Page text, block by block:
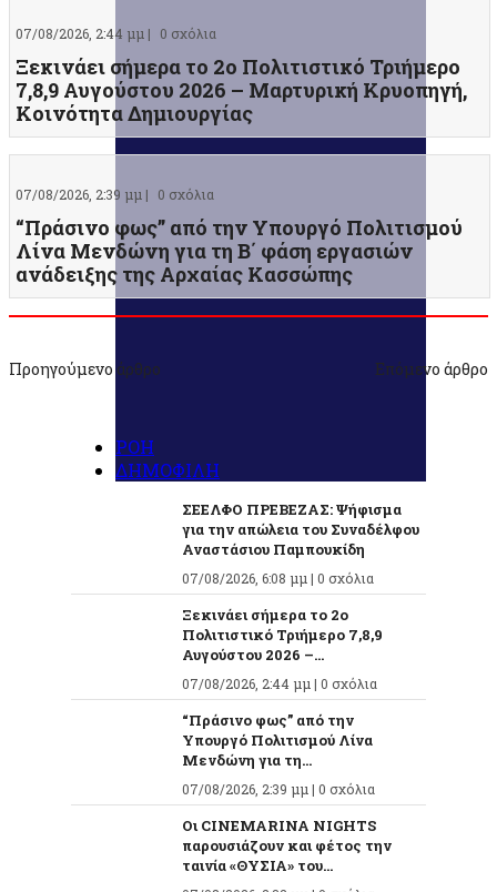
07/08/2026, 2:44 μμ | 0 σχόλια
Ξεκινάει σήμερα το 2ο Πολιτιστικό Τριήμερο
7,8,9 Αυγούστου 2026 – Μαρτυρική Κρυοπηγή,
Κοινότητα Δημιουργίας
07/08/2026, 2:39 μμ | 0 σχόλια
“Πράσινο φως” από την Υπουργό Πολιτισμού
Λίνα Μενδώνη για τη Β΄ φάση εργασιών
ανάδειξης της Αρχαίας Κασσώπης
Προηγούμενο άρθρο Επόμενο άρθρο
ΡΟΗ
ΔΗΜΟΦΙΛΗ
ΣΕΕΛΦΟ ΠΡΕΒΕΖΑΣ: Ψήφισμα
για την απώλεια του Συναδέλφου
Αναστάσιου Παμπουκίδη
07/08/2026, 6:08 μμ | 0 σχόλια
Ξεκινάει σήμερα το 2ο
Πολιτιστικό Τριήμερο 7,8,9
Αυγούστου 2026 –...
07/08/2026, 2:44 μμ | 0 σχόλια
“Πράσινο φως” από την
Υπουργό Πολιτισμού Λίνα
Μενδώνη για τη...
07/08/2026, 2:39 μμ | 0 σχόλια
Οι CINEMARINA NIGHTS
παρουσιάζουν και φέτος την
ταινία «ΘΥΣΙΑ» του...